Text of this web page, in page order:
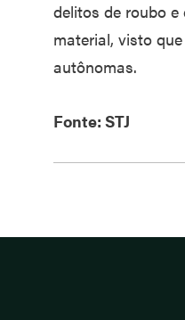
delitos de roubo
material, visto
autônomas.
Fonte: STJ